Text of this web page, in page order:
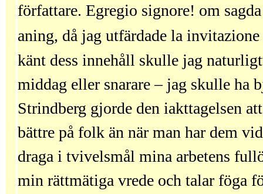
författare. Egregio signore! om
aning, då jag utfärdade la
känt dess innehåll skulle jag
middag eller snarare – jag skulle ha
Strindberg gjorde den iakttagelsen
bättre på folk än när man har dem
draga i tvivelsmål mina arbetens
min rättmätiga vrede och talar föga